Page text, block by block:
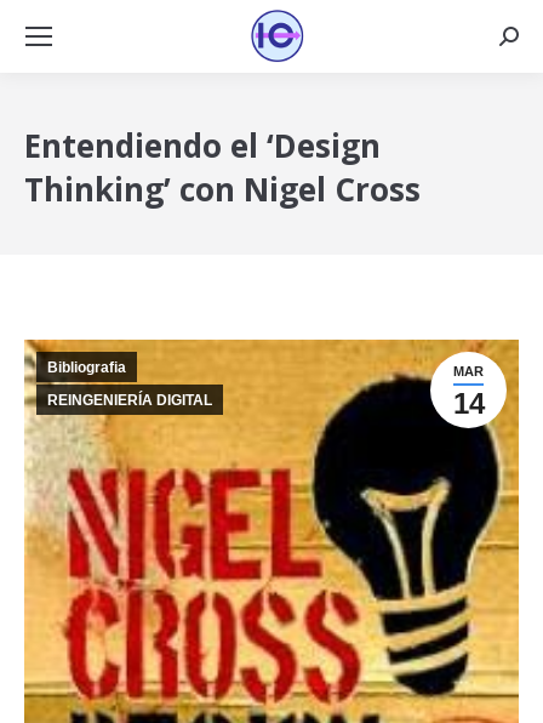
Entendiendo el ‘Design
Thinking’ con Nigel Cross
MAR
14
Bibliografia
REINGENIERÍA DIGITAL